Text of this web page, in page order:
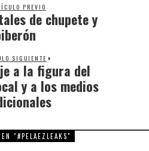
PREVIO
Previous
post:
de chupete y
SIGUIENTE
Next
post:
a la figura del
y a los medios
"#PELAEZLEAKS"